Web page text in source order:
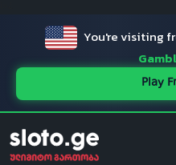
You're visiting
Play